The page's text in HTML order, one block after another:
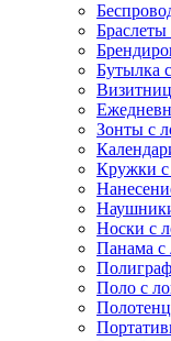
Бутылка
Зонты с
Кружки с
Носки с
Панама с
Поло с